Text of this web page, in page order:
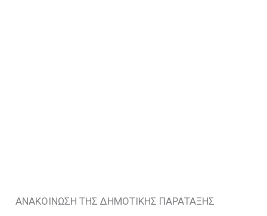
ΑΝΑΚΟΙΝΩΣΗ ΤΗΣ ΔΗΜΟΤΙΚΗΣ ΠΑΡΑΤΑΞΗΣ